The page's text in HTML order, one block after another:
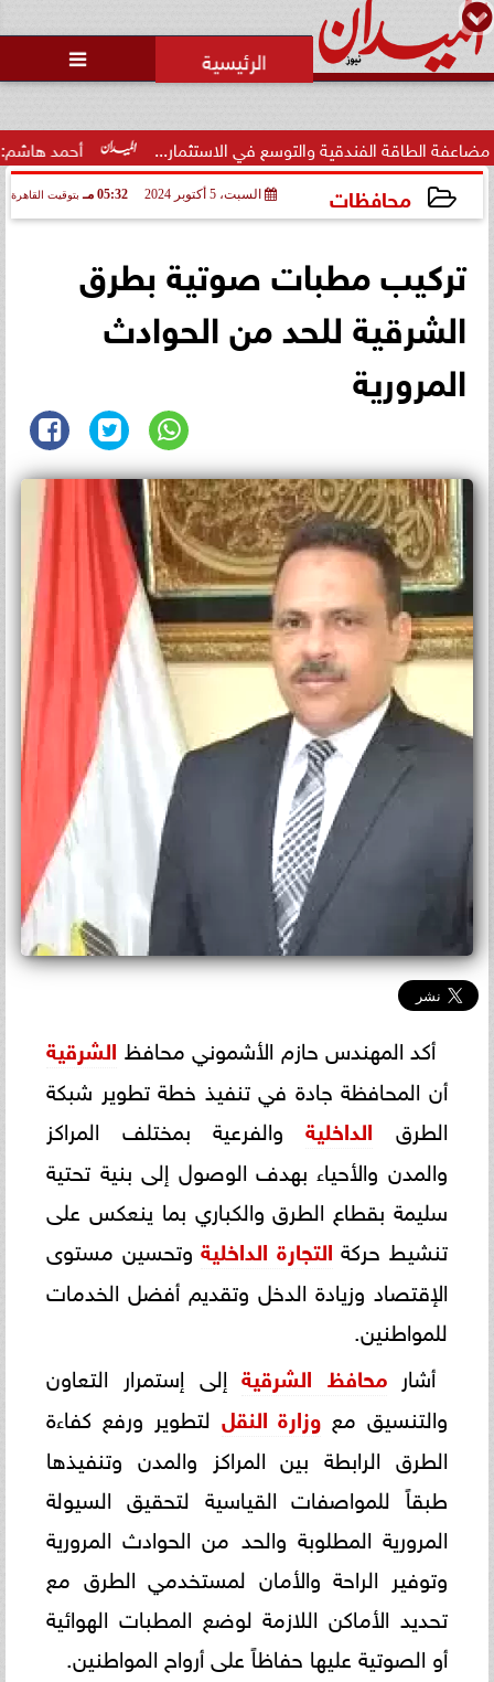

أحمد هاشم: الإعلام الفندقية والتوسع في الاستثمار...
محافظات السبت، 5 أكتوبر 2024 05:32 مـ بتوقيت القاهرة
تركيب مطبات صوتية بطرق
الشرقية للحد من الحوادث
المرورية
أكد المهندس حازم الأشموني محافظ الشرقية
أن المحافظة جادة في تنفيذ خطة تطوير شبكة
الطرق الداخليةوالفرعية بمختلف المراكز
والمدن والأحياء بهدف الوصول إلى بنية تحتية
سليمة بقطاع الطرق والكباري بما ينعكس على
تنشيط حركة التجارة الداخليةوتحسين مستوى
الإقتصاد وزيادة الدخل وتقديم أفضل الخدمات
للمواطنين.
أشارمحافظ الشرقيةإلى إستمرار التعاون
والتنسيق مع وزارة النقل لتطوير ورفع كفاءة
الطرق الرابطة بين المراكز والمدن وتنفيذها
طبقاً للمواصفات القياسية لتحقيق السيولة
المرورية المطلوبة والحد من الحوادث المرورية
وتوفير الراحة والأمان لمستخدمي الطرق مع
تحديد الأماكن اللازمة لوضع المطبات الهوائية
أو الصوتية عليها حفاظاً على أرواح المواطنين.